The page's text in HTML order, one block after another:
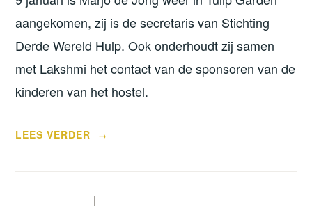
aangekomen, zij is de secretaris van Stichting
Derde Wereld Hulp. Ook onderhoudt zij samen
met Lakshmi het contact van de sponsoren van de
kinderen van het hostel.
LEES VERDER
“BEZOEKERS
→